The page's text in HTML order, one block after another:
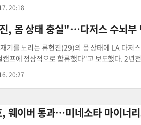
나리오(스미스-존스-트럼보)도 감안해야 한다. 젠트리 영입 후 볼티모어 지역 언론인 MASN은 "젠트
선수다. 오른손 타자라 김현수와 플래툰 기용이 고려될 수 있다"고 전망했
갈 수 있다"며 한 단계 발전한 김현수 모습을 기
전쟁을 준비했다'는 제목하에 '파워히터 황재균이 다양성
온 것에 주목했다. MLB.com은 '황재균은 지난 2년간 KBO리그 롯데 자이언츠에서 53개의 홈런을 터뜨렸다. 그가
터에 오른다면 샌프란시스코가 환영할만한 파
위해 3개의 글러브를 사용한다'고 설명했다. 황재균은 이달 초 친정팀 롯데에서 훈련을 소화할 때부터
을 끌었다. 황재균은 KBO리그에서 10년간 3루
롤린스, 고든 베컴, 코너 길라스피와 내야 백업
새로운 포지션이란 두 가지 과제가 있지만 황재균의 도전을 막을
20:18
, 몸 상태 충실"…다저스 수뇌부
기를 노리는 류현진(29)의 몸 상태에 LA 다저
로 합류했다"고 보도했다. 2년전 왼쪽 어깨 수술을 받은 류현진은 지난해 9월 왼쪽 팔꿈치 괴사 조직까지 제거했다. 김
기 위해 지난 겨울 할수 있는 모든 일을 한뒤 합류했다"고 만족감을 드러
않을 예정이다. 한인 최초로 KBO에서 메이저리그
20:27
, 웨이버 통과…미네소타 마이너